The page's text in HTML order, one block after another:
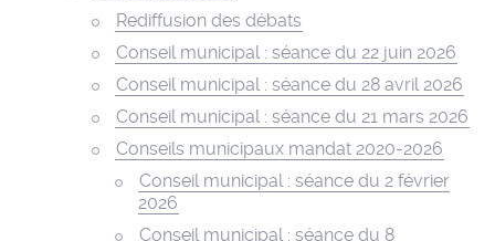
Rediffusion des débats
Conseil municipal : séance du 22 juin 2026
Conseil municipal : séance du 28 avril 2026
Conseil municipal : séance du 21 mars 2026
Conseils municipaux mandat 2020-2026
Conseil municipal : séance du 2 février
2026
Conseil municipal : séance du 8